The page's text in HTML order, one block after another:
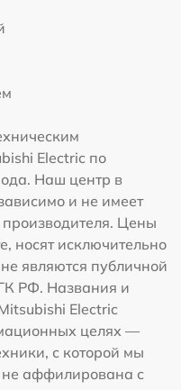
Electric по
Наш центр в
и не имеет
Цены
носят исключительно
являются публичной
РФ. Названия и
Electric
целях —
с которой мы
аффилирована с